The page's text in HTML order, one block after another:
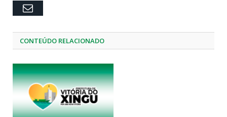
Email
CONTEÚDO RELACIONADO